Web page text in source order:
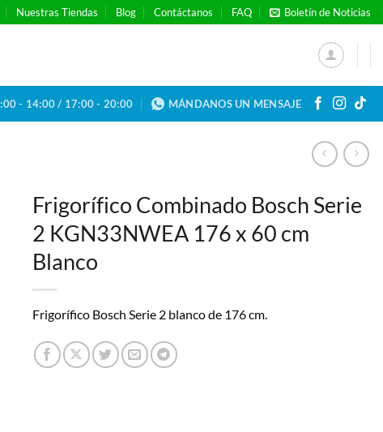
Nuestras Tiendas Blog Contáctanos FAQ Boletín de Noticias
- 14:00 / 17:00 - 20:00 MÁNDANOS UN MENSAJE
Frigorífico Combinado Bosch Serie
2 KGN33NWEA 176 x 60 cm
Blanco
Frigorífico Bosch Serie 2 blanco de 176 cm.